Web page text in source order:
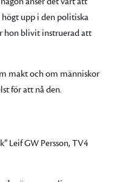
högt upp i den politiska
hon blivit instruerad att
makt och om människor
för att nå den.
Leif GW Persson, TV4